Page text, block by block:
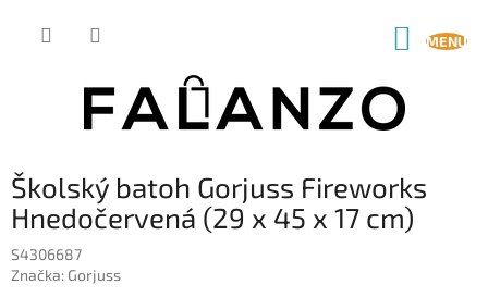
Školský batoh Gorjuss Fireworks
Hnedočervená (29 x 45 x 17 cm)
S4306687
Značka: Gorjuss